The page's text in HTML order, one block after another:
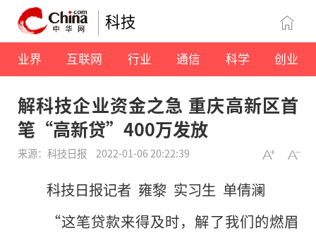
科技
业界 互联网 行业 通信 科学 创业
解科技企业资金之急 重庆高新区首
笔“高新贷”400万发放
来源：科技日报 2022-01-06 20:22:39
科技日报记者 雍黎 实习生 单倩澜
“这笔贷款来得及时，解了我们的燃眉